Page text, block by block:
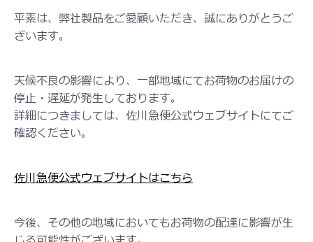
平素は、弊社製品をご愛顧いただき、誠にありがとうご
ざいます。
天候不良の影響により、一部地域にてお荷物のお届けの
停止・遅延が発生しております。
詳細につきましては、佐川急便公式ウェブサイトにてご
確認ください。
佐川急便公式ウェブサイトはこちら
今後、その他の地域においてもお荷物の配達に影響が生